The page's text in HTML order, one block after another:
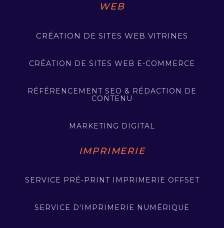
WEB
CRÉATION DE SITES WEB VITRINES
CRÉATION DE SITES WEB E-COMMERCE
RÉFÉRENCEMENT SEO & RÉDACTION DE
CONTENU
MARKETING DIGITAL
IMPRIMERIE
SERVICE PRÉ-PRINT IMPRIMERIE OFFSET
SERVICE D'IMPRIMERIE NUMÉRIQUE